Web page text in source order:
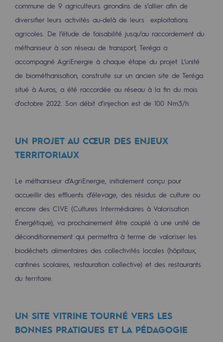
Inclusion
Mixité et égalité Femme-Homme
QVCT
Sécurité
Sécurité
Sécurité et cybersécurité
Santé et sécurité au travail
Gouvernance responsable
Gouvernance responsable
CADRE, le programme gouvernance
Organisation
Éthique et conformité
Fonds de dotation
commune de 9 agriculteurs girondins de s’allier afin de
diversifier leurs activités au-delà de leurs exploitations
agricoles. De l’étude de faisabilité jusqu’au raccordement du
méthaniseur à son réseau de transport, Teréga a
accompagné AgriEnergie à chaque étape du projet. L’unité
de biométhanisation, construite sur un ancien site de Teréga
situé à Auros, a été raccordée au réseau à la fin du mois
d’octobre 2022. Son débit d’injection est de 100 Nm3/h.
UN PROJET AU CŒUR DES ENJEUX
TERRITORIAUX
Le méthaniseur d’AgriEnergie, initialement conçu pour
accueillir des effluents d’élevage, des résidus de culture ou
encore des CIVE (Cultures Intermédiaires à Valorisation
Énergétique), va prochainement être couplé à une unité de
déconditionnement qui permettra à terme de valoriser les
biodéchets alimentaires des collectivités locales (hôpitaux,
cantines scolaires, restauration collective) et des restaurants
du territoire.
UN SITE VITRINE TOURNÉ VERS LES
BONNES PRATIQUES ET LA PÉDAGOGIE